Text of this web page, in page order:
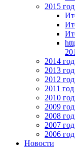
2015 год
2014 год
2013 год
2012 год
2011 год
2010 год
2009 год
2008 год
2007 год
2006 год
Новости